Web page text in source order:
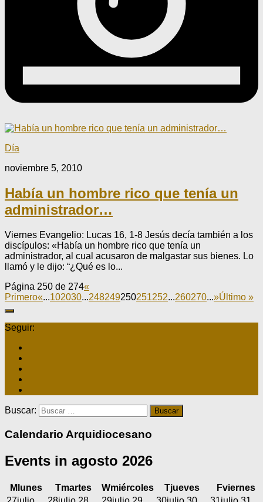
Día
noviembre 5, 2010
Había un hombre rico que tenía un
administrador…
Viernes Evangelio: Lucas 16, 1-8 Jesús decía también a los
discípulos: «Había un hombre rico que tenía un
administrador, al cual acusaron de malgastar sus bienes. Lo
llamó y le dijo: “¿Qué es lo...
Página 250 de 274«
Primero«...102030...248249250251252...260270...»Último »
Seguir:
Buscar:
Calendario Arquidiocesano
Events in agosto 2026
M lunes Tmartes Wmiércoles Tjueves Fviernes